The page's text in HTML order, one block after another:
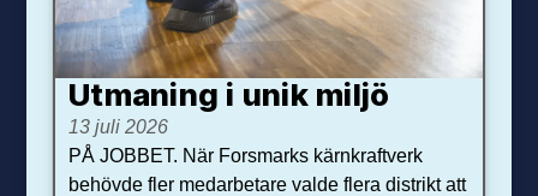
Utmaning i unik miljö
13 juli 2026
PÅ JOBBET. När Forsmarks kärnkraftverk
behövde fler medarbetare valde flera distrikt att